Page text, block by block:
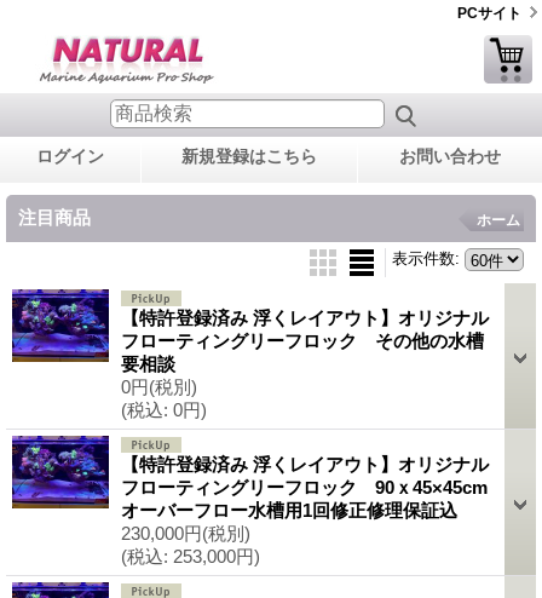
PCサイト
ログイン 新規登録はこちら お問い合わせ
注目商品 ホーム
表示件数:
【特許登録済み 浮くレイアウト】オリジナル
フローティングリーフロック その他の水槽
要相談
0円(税別)
(税込: 0円)
【特許登録済み 浮くレイアウト】オリジナル
フローティングリーフロック 90ｘ45×45cm
オーバーフロー水槽用1回修正修理保証込
230,000円(税別)
(税込: 253,000円)